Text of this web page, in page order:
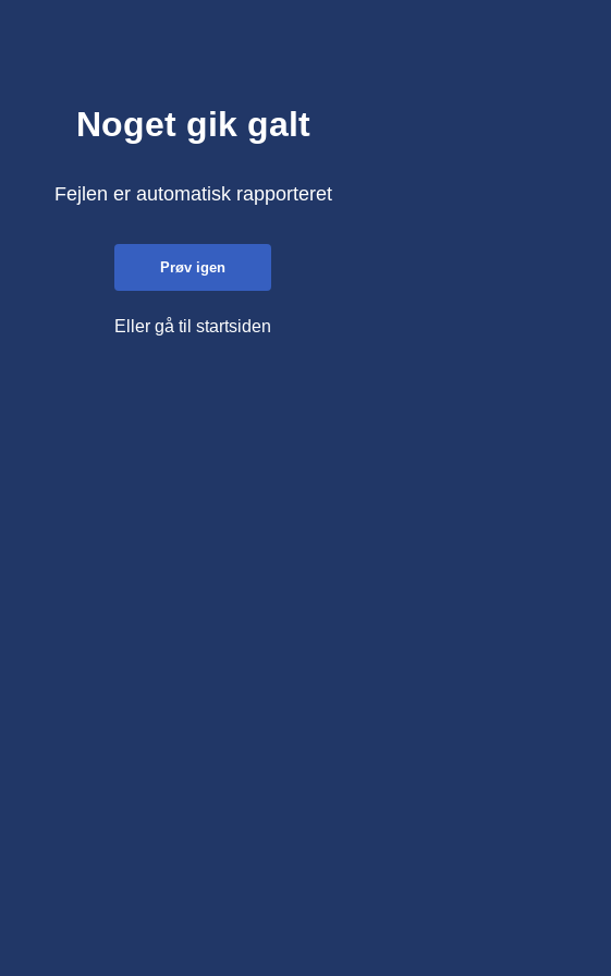
Noget gik galt
Fejlen er automatisk rapporteret
Prøv igen
Eller gå til startsiden